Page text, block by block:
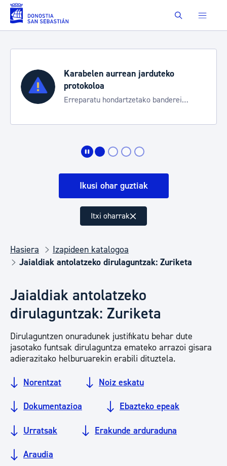
Eduki nagusira joan Buscar
Karabelen aurrean jarduteko
protokoloa
Erreparatu hondartzetako banderei
Ikusi ohar guztiak
Itxi oharrak
Hasiera
Izapideen katalogoa
Jaialdiak antolatzeko dirulaguntzak: Zuriketa
Jaialdiak antolatzeko
dirulaguntzak: Zuriketa
Dirulaguntzen onuradunek justifikatu behar dute
jasotako funtsak dirulaguntza emateko arrazoi gisara
adierazitako helburuarekin erabili dituztela.
Norentzat Noiz eskatu
Dokumentazioa Ebazteko epeak
Urratsak Erakunde arduraduna
Araudia